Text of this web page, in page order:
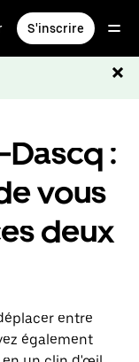
S'inscrire
:
vous
deux
entre
également